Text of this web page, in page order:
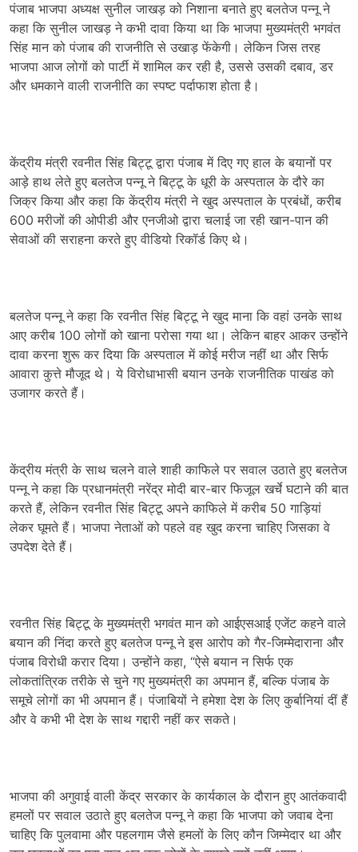
पंजाब भाजपा अध्यक्ष सुनील जाखड़ को निशाना बनाते हुए बलतेज पन्नू ने
कहा कि सुनील जाखड़ ने कभी दावा किया था कि भाजपा मुख्यमंत्री भगवंत
सिंह मान को पंजाब की राजनीति से उखाड़ फेंकेगी। लेकिन जिस तरह
भाजपा आज लोगों को पार्टी में शामिल कर रही है, उससे उसकी दबाव, डर
और धमकाने वाली राजनीति का स्पष्ट पर्दाफाश होता है।
केंद्रीय मंत्री रवनीत सिंह बिट्टू द्वारा पंजाब में दिए गए हाल के बयानों पर
आड़े हाथ लेते हुए बलतेज पन्नू ने बिट्टू के धूरी के अस्पताल के दौरे का
जिक्र किया और कहा कि केंद्रीय मंत्री ने खुद अस्पताल के प्रबंधों, करीब
600 मरीजों की ओपीडी और एनजीओ द्वारा चलाई जा रही खान-पान की
सेवाओं की सराहना करते हुए वीडियो रिकॉर्ड किए थे।
बलतेज पन्नू ने कहा कि रवनीत सिंह बिट्टू ने खुद माना कि वहां उनके साथ
आए करीब 100 लोगों को खाना परोसा गया था। लेकिन बाहर आकर उन्होंने
दावा करना शुरू कर दिया कि अस्पताल में कोई मरीज नहीं था और सिर्फ
आवारा कुत्ते मौजूद थे। ये विरोधाभासी बयान उनके राजनीतिक पाखंड को
उजागर करते हैं।
केंद्रीय मंत्री के साथ चलने वाले शाही काफिले पर सवाल उठाते हुए बलतेज
पन्नू ने कहा कि प्रधानमंत्री नरेंद्र मोदी बार-बार फिजूल खर्चे घटाने की बात
करते हैं, लेकिन रवनीत सिंह बिट्टू अपने काफिले में करीब 50 गाड़ियां
लेकर घूमते हैं। भाजपा नेताओं को पहले वह खुद करना चाहिए जिसका वे
उपदेश देते हैं।
रवनीत सिंह बिट्टू के मुख्यमंत्री भगवंत मान को आईएसआई एजेंट कहने वाले
बयान की निंदा करते हुए बलतेज पन्नू ने इस आरोप को गैर-जिम्मेदाराना और
पंजाब विरोधी करार दिया। उन्होंने कहा, “ऐसे बयान न सिर्फ एक
लोकतांत्रिक तरीके से चुने गए मुख्यमंत्री का अपमान हैं, बल्कि पंजाब के
समूचे लोगों का भी अपमान हैं। पंजाबियों ने हमेशा देश के लिए कुर्बानियां दीं हैं
और वे कभी भी देश के साथ गद्दारी नहीं कर सकते।
भाजपा की अगुवाई वाली केंद्र सरकार के कार्यकाल के दौरान हुए आतंकवादी
हमलों पर सवाल उठाते हुए बलतेज पन्नू ने कहा कि भाजपा को जवाब देना
चाहिए कि पुलवामा और पहलगाम जैसे हमलों के लिए कौन जिम्मेदार था और